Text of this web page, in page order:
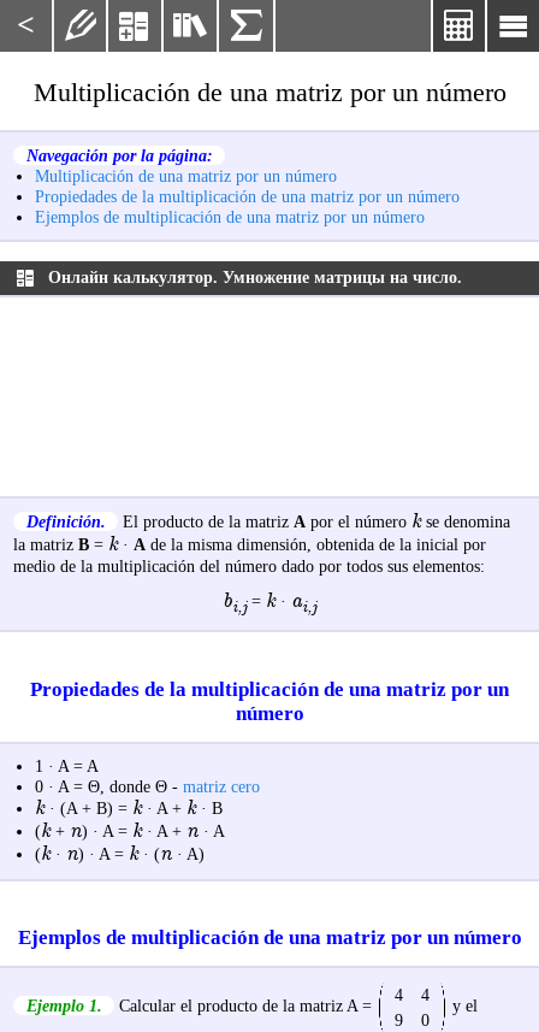
< 

   
Multiplicación de una matriz por un número
Navegación por la página:
Multiplicación de una matriz por un número
Propiedades de la multiplicación de una matriz por un número
Ejemplos de multiplicación de una matriz por un número
Онлайн калькулятор. Умножение матрицы на число.
Definición. El producto de la matrizA por el número kse denomina
la matriz B= k· Ade la misma dimensión, obtenida de la inicial por
medio de la multiplicación del número dado por todos sus elementos:
bi,j= k· ai,j
Propiedades de la multiplicación de una matriz por un
número
1 · A = A
0 · A = Θ, donde Θ - matriz cero
k· (A + B) = k· A + k· B
(k+ n) · A = k· A + n· A
(k· n) · A = k· (n· A)
Ejemplos de multiplicación de una matriz por un número
Ejemplo 1. Calcular el producto de la matrizA =
4
4
9
0
y el